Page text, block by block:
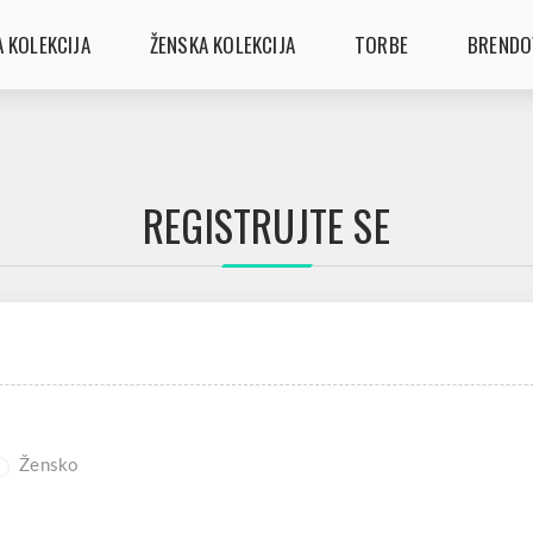
KOLEKCIJA ŽENSKA KOLEKCIJA TORBE
REGISTRUJTE SE
Žensko